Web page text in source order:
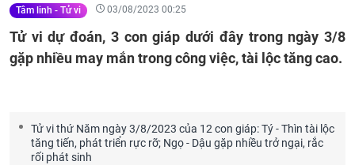
Tâm linh - Tử vi 03/08/2023 00:25
Tử vi dự đoán, 3 con giáp dưới đây trong ngày 3/8
gặp nhiều may mắn trong công việc, tài lộc tăng cao.
Tử vi thứ Năm ngày 3/8/2023 của 12 con giáp: Tý - Thìn tài lộc
tăng tiến, phát triển rực rỡ; Ngọ - Dậu gặp nhiều trở ngại, rắc
rối phát sinh